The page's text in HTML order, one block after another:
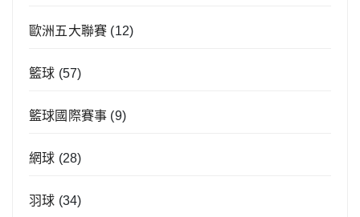
歐洲五大聯賽 (12)
籃球 (57)
籃球國際賽事 (9)
網球 (28)
羽球 (34)